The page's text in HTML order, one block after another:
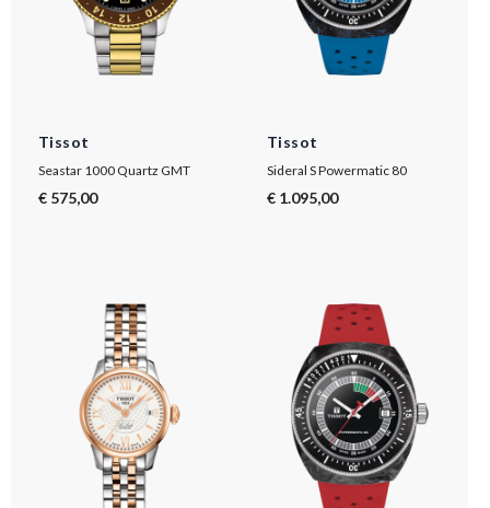
Tissot
Seastar 1000 Quartz GMT
€ 575,00
Tissot
Sideral S Powermatic 80
€ 1.095,00